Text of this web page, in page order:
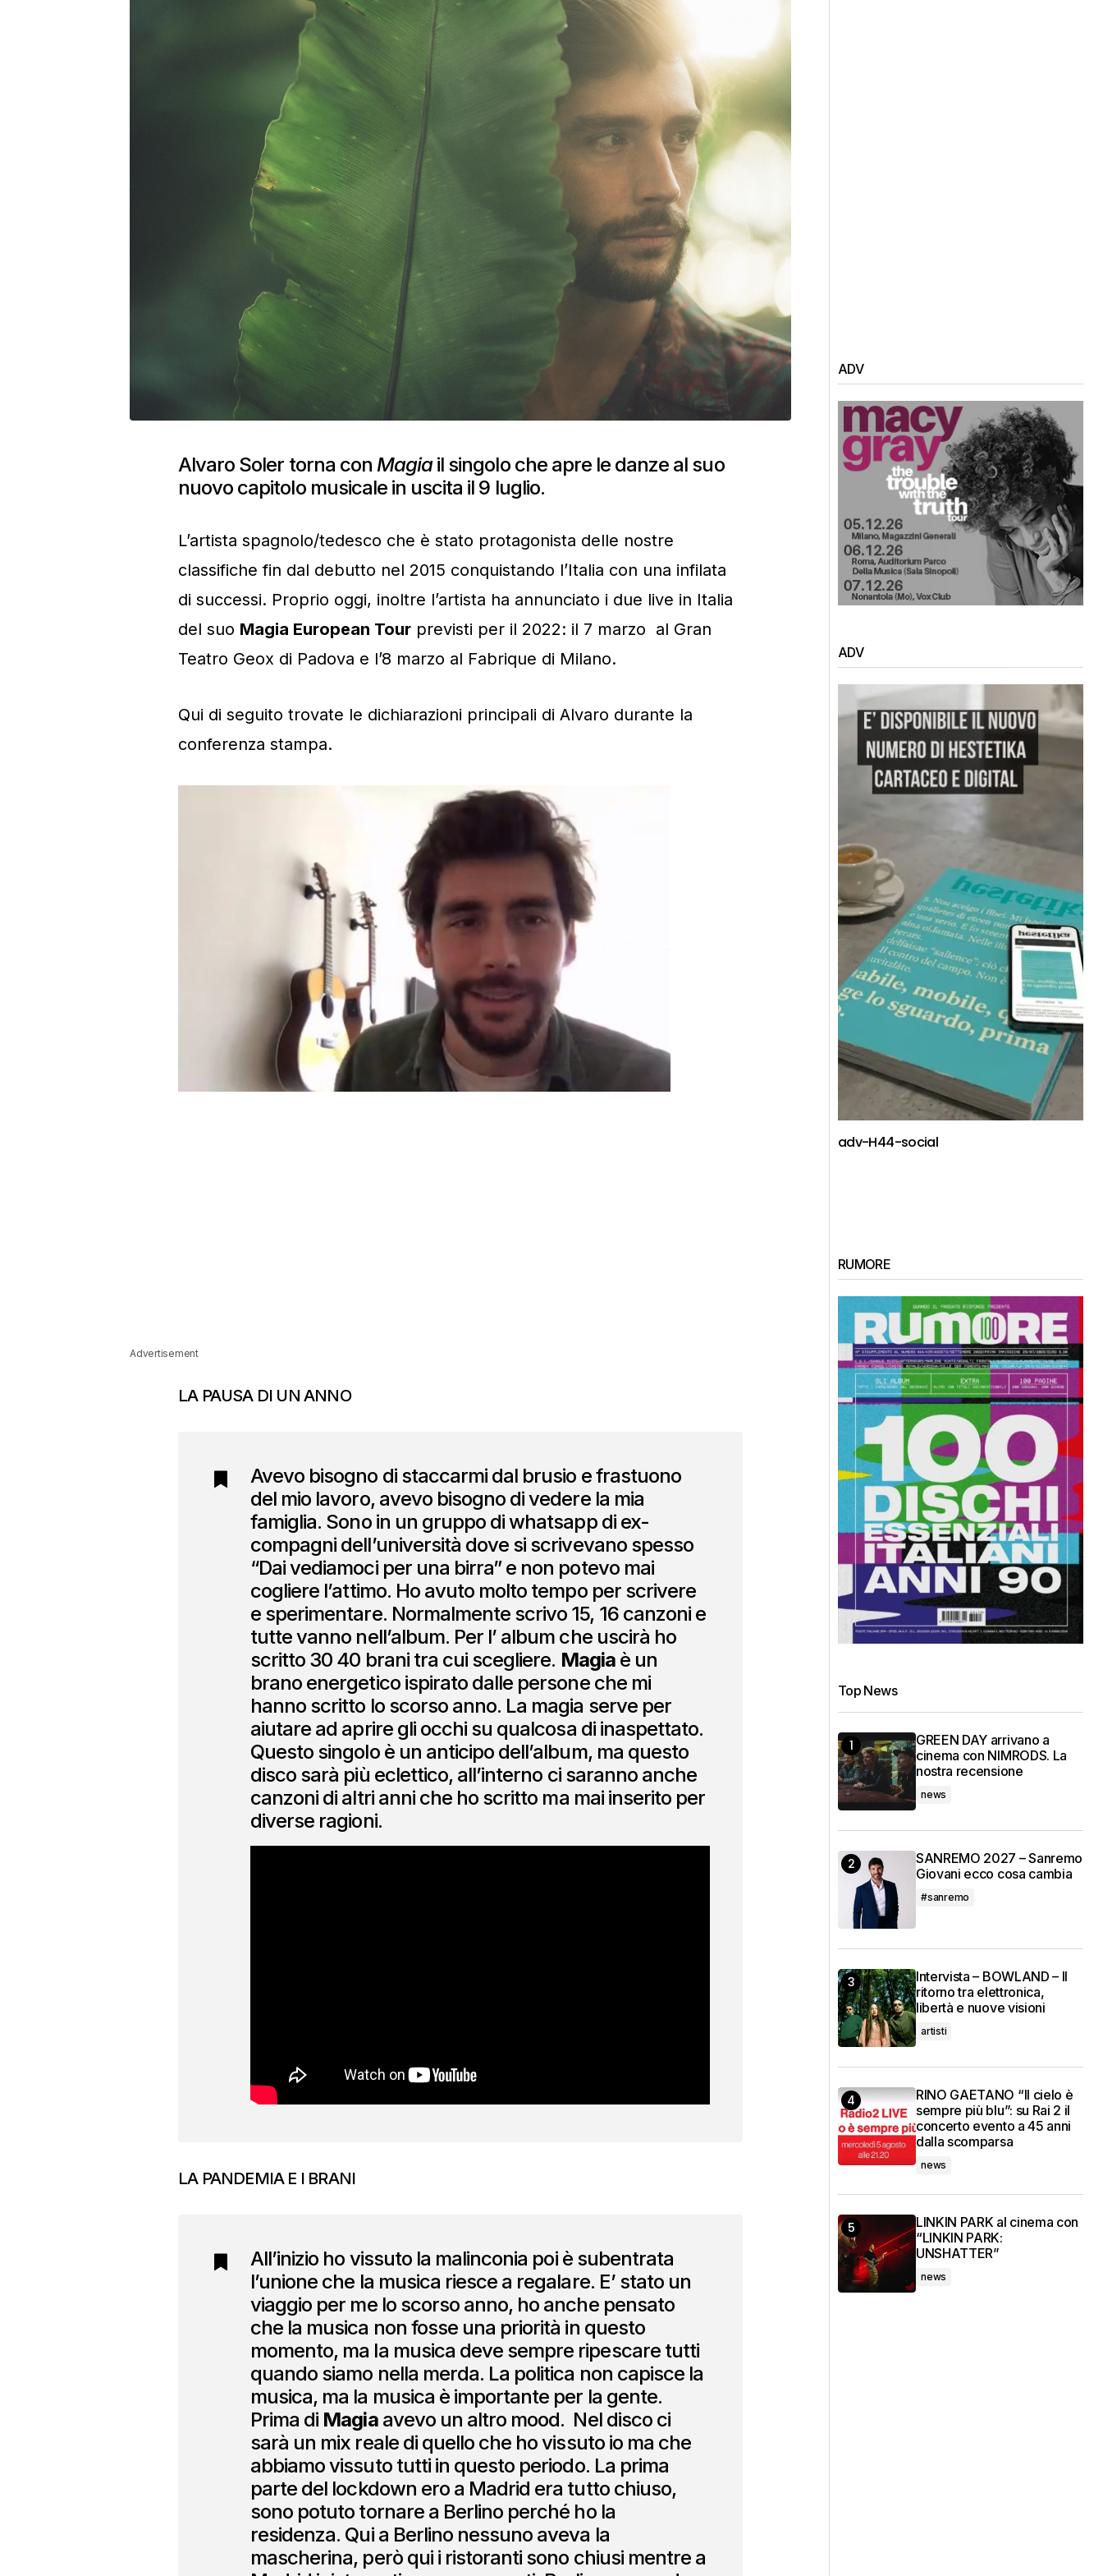
Alvaro Soler torna con Magiail singolo che apre le danze al suo
nuovo capitolo musicale in uscita il 9 luglio.
L’artista spagnolo/tedesco che è stato protagonista delle nostre
classifiche fin dal debutto nel 2015 conquistando l’Italia con una infilata
di successi. Proprio oggi, inoltre l’artista ha annunciato i due live in Italia
del suo Magia European Tour previsti per il 2022: il 7 marzo al Gran
Teatro Geox di Padova e l’8 marzo al Fabrique di Milano.
Qui di seguito trovate le dichiarazioni principali di Alvaro durante la
conferenza stampa.
Advertisement
LA PAUSA DI UN ANNO
Avevo bisogno di staccarmi dal brusio e frastuono
del mio lavoro, avevo bisogno di vedere la mia
famiglia. Sono in un gruppo di whatsapp di ex-
compagni dell’università dove si scrivevano spesso
“Dai vediamoci per una birra” e non potevo mai
cogliere l’attimo. Ho avuto molto tempo per scrivere
e sperimentare. Normalmente scrivo 15, 16 canzoni e
tutte vanno nell’album. Per l’ album che uscirà ho
scritto 30 40 brani tra cui scegliere. Magiaè un
brano energetico ispirato dalle persone che mi
hanno scritto lo scorso anno. La magia serve per
aiutare ad aprire gli occhi su qualcosa di inaspettato.
Questo singolo è un anticipo dell’album, ma questo
disco sarà più eclettico, all’interno ci saranno anche
canzoni di altri anni che ho scritto ma mai inserito per
diverse ragioni.
LA PANDEMIA E I BRANI
All’inizio ho vissuto la malinconia poi è subentrata
l’unione che la musica riesce a regalare. E’ stato un
viaggio per me lo scorso anno, ho anche pensato
che la musica non fosse una priorità in questo
momento, ma la musica deve sempre ripescare tutti
quando siamo nella merda. La politica non capisce la
musica, ma la musica è importante per la gente.
Prima di Magiaavevo un altro mood. Nel disco ci
sarà un mix reale di quello che ho vissuto io ma che
abbiamo vissuto tutti in questo periodo. La prima
parte del lockdown ero a Madrid era tutto chiuso,
sono potuto tornare a Berlino perché ho la
residenza. Qui a Berlino nessuno aveva la
mascherina, però qui i ristoranti sono chiusi mentre a
ADV
ADV
adv-H44-social
RUMORE
Top News
GREEN DAY arrivano a
cinema con NIMRODS. La
nostra recensione
news
SANREMO 2027 – Sanremo
Giovani ecco cosa cambia
#sanremo
Intervista – BOWLAND – Il
ritorno tra elettronica,
libertà e nuove visioni
artisti
RINO GAETANO “Il cielo è
sempre più blu”: su Rai 2 il
concerto evento a 45 anni
dalla scomparsa
news
LINKIN PARK al cinema con
“LINKIN PARK:
UNSHATTER”
news